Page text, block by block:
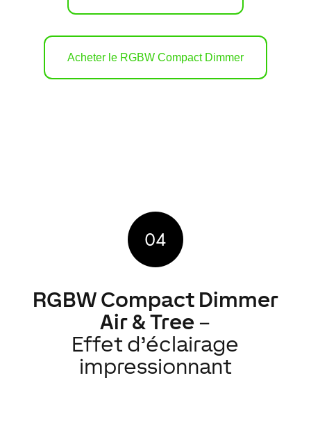
Acheter le RGBW Compact Dimmer
RGBW Compact Dimmer
Air & Tree –
Effet d’éclairage
impressionnant